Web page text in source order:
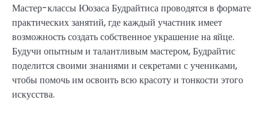
Мастер-классы Юозаса Будрайтиса проводятся в формате
практических занятий, где каждый участник имеет
возможность создать собственное украшение на яйце.
Будучи опытным и талантливым мастером, Будрайтис
поделится своими знаниями и секретами с учениками,
чтобы помочь им освоить всю красоту и тонкости этого
искусства.